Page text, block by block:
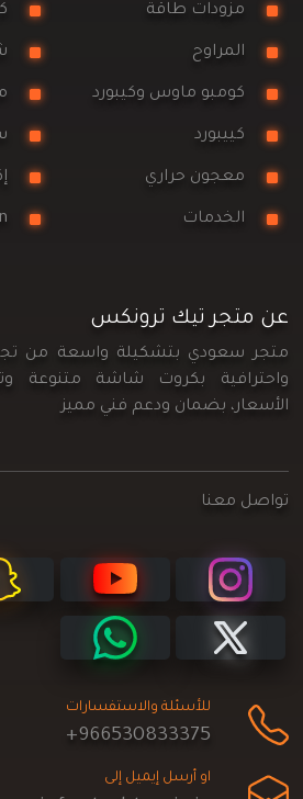
مزودات طاقة
المراوح
كومبو ماوس وكيبورد
كييبورد
معجون حراري
الخدمات WorkStation
عن متجر تيك ترونكس
متجر سعودي بتشكيلة واسعة من
واحترافية بكروت شاشة متنوعة
الأسعار، بضمان ودعم فني مميز
تواصل معنا
للأسئلة والاستفسارات
+966530833375
او أرسل إيميل إلى